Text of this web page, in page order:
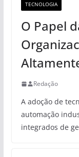
TECNOLOGIA
O Papel
Redação
A adoção de
automação
integrados de